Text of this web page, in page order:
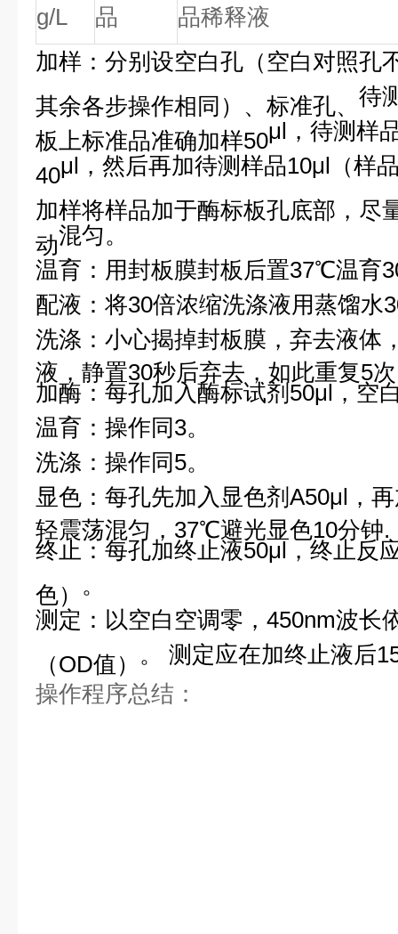
g/L
品
品稀释液
加样：分别设空白孔（空白对照孔
其余各步操作相同）、标准孔、 待
板上标准品准确加样50μl，待测样
40μl，然后再加待测样品10μl（样
加样将样品加于酶标板孔底部，尽
动混匀。
温育：用封板膜封板后置37℃温育
配液：将30倍浓缩洗涤液用蒸馏水
洗涤：小心揭掉封板膜，弃去液体
液，静置30秒后弃去，如此重复5
加酶：每孔加入酶标试剂50μl，空
温育：操作同3。
洗涤：操作同5。
显色：每孔先加入显色剂A50μl，
轻震荡混匀，37℃避光显色10分钟.
终止：每孔加终止液50μl，终止反
色）
。
测定：以空白空调零， 450nm波长
（OD值） 。
测定应在加终止液后
操作程序总结：